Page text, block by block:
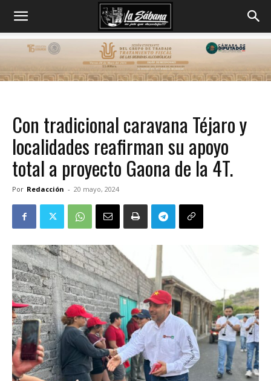
Con tradicional caravana Téjaro y
localidades reafirman su apoyo
total a proyecto Gaona de la 4T.
Por Redacción - 20 mayo, 2024